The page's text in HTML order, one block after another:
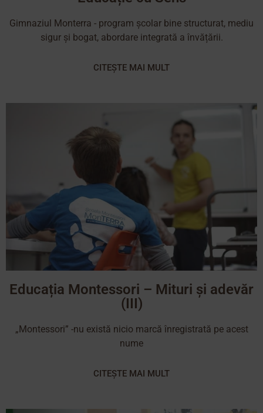
Gimnaziul Monterra - program școlar bine structurat, mediu
sigur și bogat, abordare integrată a învățării.
CITEȘTE MAI MULT
Educația Montessori – Mituri și adevăr
(III)
„Montessori” -nu există nicio marcă înregistrată pe acest
nume
CITEȘTE MAI MULT